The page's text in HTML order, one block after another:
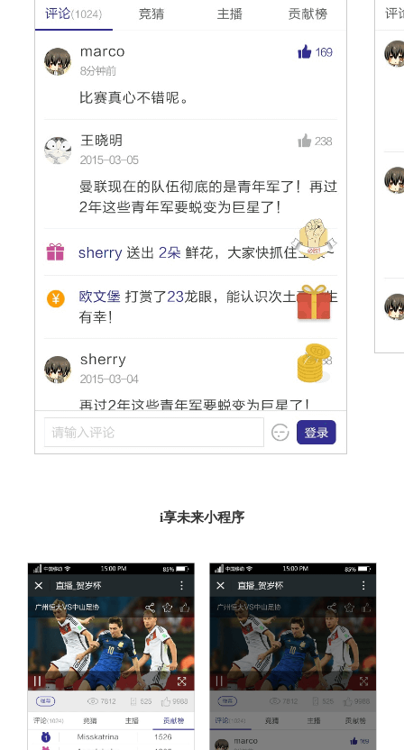
i享未来小程序